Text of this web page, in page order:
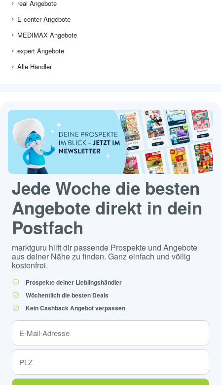
real Angebote
E center Angebote
MEDIMAX Angebote
expert Angebote
Alle Händler
Jede Woche die besten
Angebote direkt in dein
Postfach
marktguru hilft dir passende Prospekte und Angebote
aus deiner Nähe zu finden. Ganz einfach und völlig
kostenfrei.
Prospekte deiner Lieblingshändler
Wöchentlich die besten Deals
Kein Cashback Angebot verpassen